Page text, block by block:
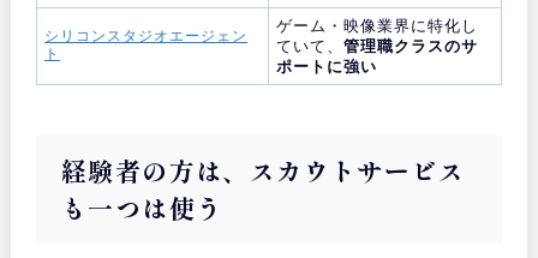
シリコンスタジオエージェン
ト
ゲーム・映像業界に特化し
ていて、 管理職クラスのサ
ポートに強い
経験者の方は、スカウトサービス
も一つは使う